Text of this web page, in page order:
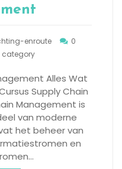
enroute
0
category
Alles Wat
Supply Chain
Management is
van moderne
het beheer van
en